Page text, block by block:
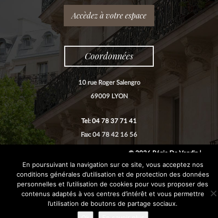
En poursuivant la navigation sur ce site, vous acceptez nos
conditions générales d’utilisation et de protection des données
personnelles et l’utilisation de cookies pour vous proposer des
contenus adaptés à vos centres d’intérêt et vous permettre
l’utilisation de boutons de partage sociaux.
Accèdez à votre espace
Coordonnées
10 rue Roger Salengro
69009 LYON
Tel: 04 78 37 71 41
Fax: 04 78 42 16 56
© 2026 Régie De Vendin |